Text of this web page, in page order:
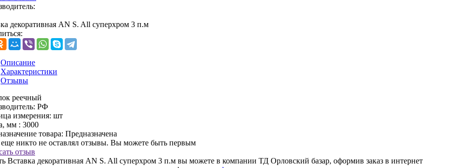
декоративная AN S. All суперхром 3 п.м
Описание
Характеристики
Отзывы
реечный
РФ
измерения: шт
мм : 3000
товара: Предназначена
еще никто не оставлял отзывы. Вы можете быть первым
отзыв
Вставка декоративная AN S. All суперхром 3 п.м вы можете в компании ТД Орловский базар, оформив заказ в интернет